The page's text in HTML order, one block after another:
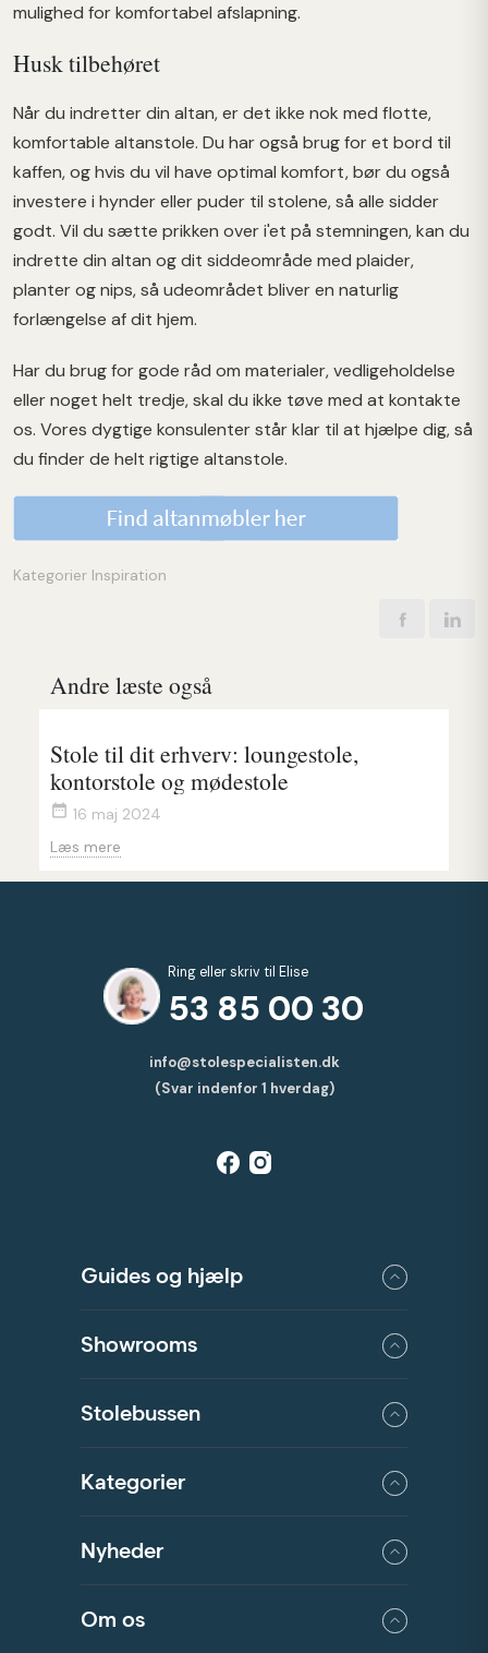
mulighed for komfortabel afslapning.
Husk tilbehøret
Når du indretter din altan, er det ikke nok med flotte,
komfortable altanstole. Du har også brug for et bord til
kaffen, og hvis du vil have optimal komfort, bør du også
investere i hynder eller puder til stolene, så alle sidder
godt. Vil du sætte prikken over i'et på stemningen, kan du
indrette din altan og dit siddeområde med plaider,
planter og nips, så udeområdet bliver en naturlig
forlængelse af dit hjem.
Har du brug for gode råd om materialer, vedligeholdelse
eller noget helt tredje, skal du ikke tøve med at kontakte
os. Vores dygtige konsulenter står klar til at hjælpe dig, så
du finder de helt rigtige altanstole.
Kategorier Inspiration
Andre læste også
Stole til dit erhverv: loungestole,
kontorstole og mødestole
date_range 16 maj 2024
Læs mere
Ring eller skriv til Elise
53 85 00 30
info@stolespecialisten.dk
(Svar indenfor 1 hverdag)
Guides og hjælp
Showrooms
Stolebussen
Kategorier
Om os
Nyheder